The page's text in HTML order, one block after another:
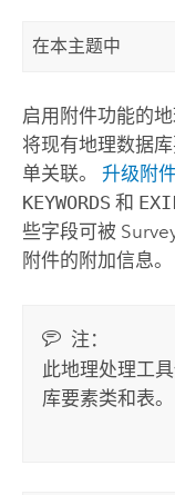
在本主题中
启用附件功能的
将现有地理数据
单关联。 升级附
KEYWORDS 和
些字段可被
附件的附加信息。
注：
此地理处理工
库要素类和表。